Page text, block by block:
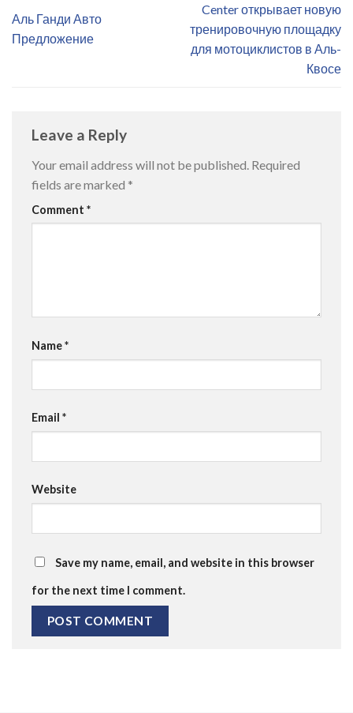
Center открывает новую
тренировочную площадку
для мотоциклистов в Аль-
Квосе
Аль Ганди Авто
Предложение
Leave a Reply
Your email address will not be published. Required
fields are marked *
Comment *
Name*
Email *
Website
Save my name, email, and website in this browser
for the next time I comment.